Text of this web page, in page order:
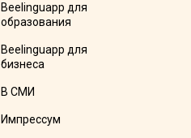
Beelinguapp для
образования
Beelinguapp для
бизнеса
В СМИ
Импрессум